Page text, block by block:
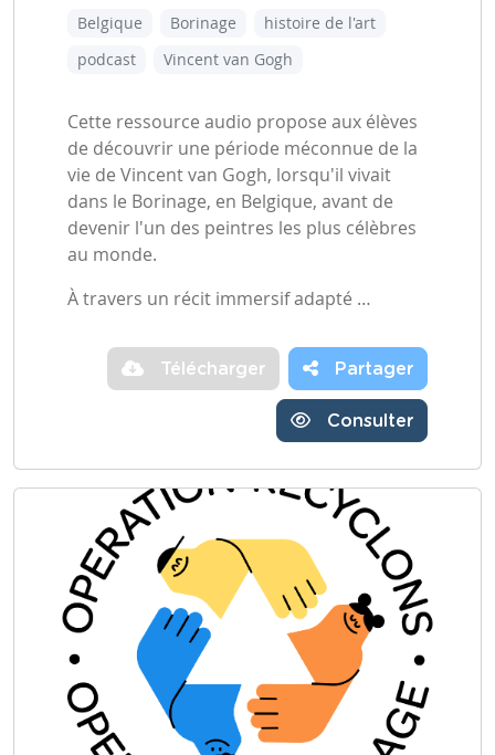
Belgique Borinage
histoire de l'art
podcast
Vincent van Gogh
Cette ressource audio propose aux élèves
de découvrir une période méconnue de la
vie de Vincent van Gogh, lorsqu'il vivait
dans le Borinage, en Belgique, avant de
devenir l'un des peintres les plus célèbres
au monde.
À travers un récit immersif adapté …
Télécharger Partager
Consulter